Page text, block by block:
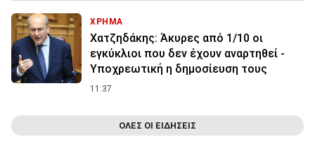
ΧΡΗΜΑ
Χατζηδάκης: Άκυρες από 1/10 οι
εγκύκλιοι που δεν έχουν αναρτηθεί -
Υποχρεωτική η δημοσίευση τους
11:37
ΟΛΕΣ ΟΙ ΕΙΔΗΣΕΙΣ